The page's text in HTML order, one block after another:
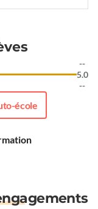
--
5.0
--
école